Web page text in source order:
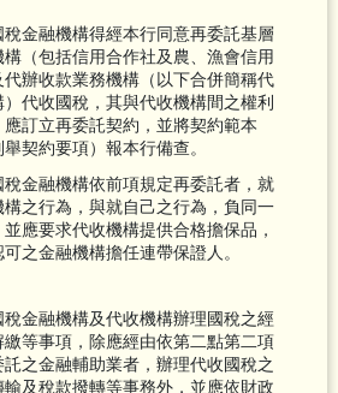
稅金融機構得經本行同意再委託基層
構（包括信用合作社及農、漁會信用
代辦收款業務機構（以下合併簡稱代
）代收國稅，其與代收機構間之權利
應訂立再委託契約，並將契約範本
舉契約要項）報本行備查。
稅金融機構依前項規定再委託者，就
構之行為，與就自己之行為，負同一
應要求代收機構提供合格擔保品，
之金融機構擔任連帶保證人。
稅金融機構及代收機構辦理國稅之經
繳等事項，除應經由依第二點第二項
託之金融輔助業者，辦理代收國稅之
輸及稅款撥轉等事務外，並應依財政